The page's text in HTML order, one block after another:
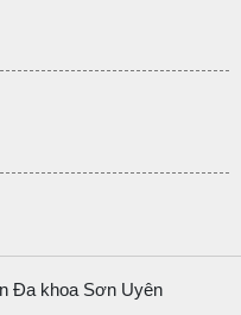
Đa khoa Sơn Uyên